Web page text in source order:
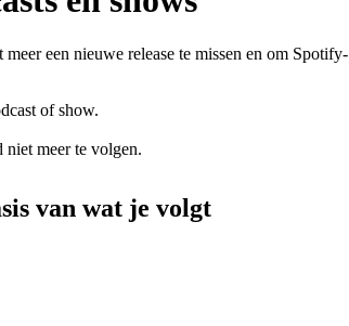
een nieuwe release te missen en om Spotify-
of show.
meer te volgen.
van wat je volgt